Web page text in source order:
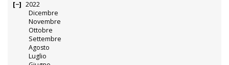
2022
Dicembre
Novembre
Ottobre
Settembre
Agosto
Luglio